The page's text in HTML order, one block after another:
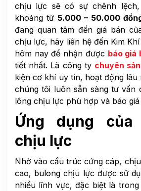
chịu lực sẽ có sự chênh
khoảng từ 5.000 – 50.000
đang quan tâm đến giá bán
chịu lực, hãy liên hệ đến Kim
hôm nay để nhận được báo giá
tiết nhất. Là công ty chuyên
kiện cơ khí uy tín, hoạt động lâu
chúng tôi luôn sẵn sàng tư vấn
lông chịu lực phù hợp và báo
Ứng dụng
chịu lực
Nhờ vào cấu trúc cứng cáp,
cao, bulong chịu lực được sử
nhiều lĩnh vực, đặc biệt là